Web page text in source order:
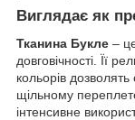
Виглядає як
Тканина Букле –
довговічності. Її
кольорів
щільному
інтенсивне